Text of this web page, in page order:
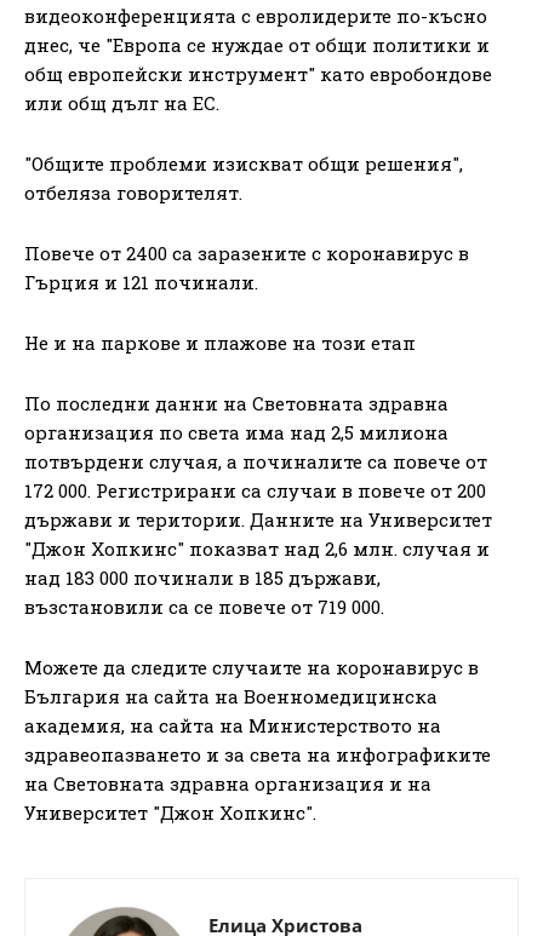
видеоконференцията с евролидерите по-късно
днес, че "Европа се нуждае от общи политики и
общ европейски инструмент" като евробондове
или общ дълг на ЕС.
"Общите проблеми изискват общи решения",
отбеляза говорителят.
Повече от 2400 са заразените с коронавирус в
Гърция и 121 починали.
Не и на паркове и плажове на този етап
По последни данни на Световната здравна
организация по света има над 2,5 милиона
потвърдени случая, а починалите са повече от
172 000. Регистрирани са случаи в повече от 200
държави и територии. Данните на Университет
"Джон Хопкинс" показват над 2,6 млн. случая и
над 183 000 починали в 185 държави,
възстановили са се повече от 719 000.
Можете да следите случаите на коронавирус в
България на сайта на Военномедицинска
академия, на сайта на Министерството на
здравеопазването и за света на инфографиките
на Световната здравна организация и на
Университет "Джон Хопкинс".
Елица Христова